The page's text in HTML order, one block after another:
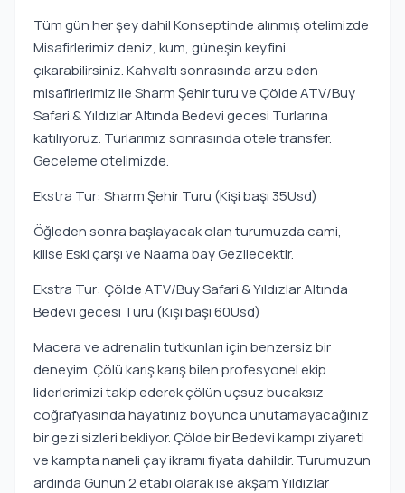
Tüm gün her şey dahil Konseptinde alınmış otelimizde
Misafirlerimiz deniz, kum, güneşin keyfini
çıkarabilirsiniz. Kahvaltı sonrasında arzu eden
misafirlerimiz ile Sharm Şehir turu ve Çölde ATV/Buy
Safari & Yıldızlar Altında Bedevi gecesi Turlarına
katılıyoruz. Turlarımız sonrasında otele transfer.
Geceleme otelimizde.
Ekstra Tur: Sharm Şehir Turu (Kişi başı 35Usd)
Öğleden sonra başlayacak olan turumuzda cami,
kilise Eski çarşı ve Naama bay Gezilecektir.
Ekstra Tur: Çölde ATV/Buy Safari & Yıldızlar Altında
Bedevi gecesi Turu (Kişi başı 60Usd)
Macera ve adrenalin tutkunları için benzersiz bir
deneyim. Çölü karış karış bilen profesyonel ekip
liderlerimizi takip ederek çölün uçsuz bucaksız
coğrafyasında hayatınız boyunca unutamayacağınız
bir gezi sizleri bekliyor. Çölde bir Bedevi kampı ziyareti
ve kampta naneli çay ikramı fiyata dahildir. Turumuzun
ardında Günün 2 etabı olarak ise akşam Yıldızlar